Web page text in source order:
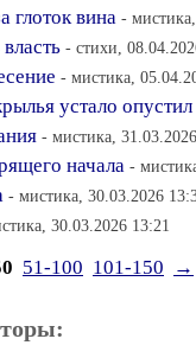
глоток вина -
- стихи,
- мистика,
устало опустил
- мистика,
начала -
- мистика, 30.03.2026
30.03.2026 13:21
51-100 101-150 →